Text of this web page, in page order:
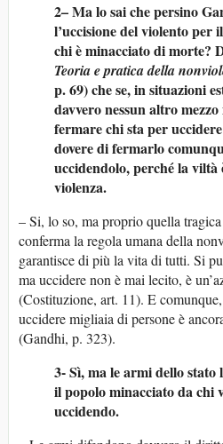
2– Ma lo sai che persino
l’uccisione del violento per
chi è minacciato di morte?
Teoria e pratica della
p. 69) che se, in situazioni
davvero nessun altro
fermare chi sta per
dovere di fermarlo
uccidendolo, perché la viltà
violenza.
– Si, lo so, ma proprio quella
conferma la regola umana della
garantisce di più la vita di tutti. Si
ma uccidere non è mai lecito, è
(Costituzione, art. 11). E
uccidere migliaia di persone è
(Gandhi, p. 323).
3- Sì, ma le armi dello
il popolo minacciato da chi
uccidendo.